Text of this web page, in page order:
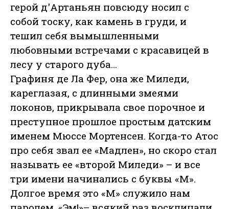
герой д'Артаньян повсюду носил с
собой тоску, как камень в груди, и
тешил себя вымышленными
любовными встречами с красавицей в
лесу у старого дуба…
Графиня де Ла Фер, она же Миледи,
кареглазая, с длинными змеями
локонов, прикрывала свое порочное и
преступное прошлое простым датским
именем Мюссе Мортенсен. Когда-то Атос
про себя звал ее «Мадлен», но скоро стал
называть ее «второй Миледи» – и все
три имени начинались с буквы «М».
Долгое время это «М» служило нам